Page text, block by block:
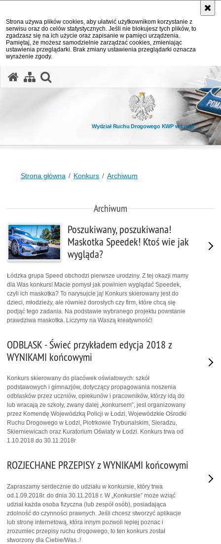
Strona używa plików cookies, aby ułatwić użytkownikom korzystanie z
serwisu oraz do celów statystycznych. Jeśli nie blokujesz tych plików, to
zgadzasz się na ich użycie oraz zapisanie w pamięci urządzenia.
Pamiętaj, że możesz samodzielnie zarządzać cookies, zmieniając
ustawienia przeglądarki. Brak zmiany ustawienia przeglądarki oznacza
wyrażenie zgody.
Wydział Ruchu Drogowego KWP w Łodzi
Strona główna Konkurs Archiwum
Archiwum
Poszukiwany, poszukiwana!
Maskotka Speedek! Ktoś wie jak
wygląda?
Łódzka grupa Speed obchodzi pierwsze urodziny. Z tej okazji mamy
dla Was konkurs! Macie pomysł jak powinien wyglądać Speedek,
czyli ich maskotka? To narysujcie ją! Konkurs skierowany jest do
dzieci, młodzieży, ale również dorosłych czy firm, które chcą się
podjąć tego zadania. Na podstawie wybranego projektu powstanie
prawdziwa maskotka. Liczymy na Waszą kreatywność!
ODBLASK - Świeć przykładem edycja 2018 z
WYNIKAMI końcowymi
Konkurs skierowany do placówek oświatowych: szkół
podstawowych i gimnazjów, dotyczący propagowania noszenia
odblasków przez uczniów, opiekunów i pracowników, którzy idą do
lub wracają ze szkoły, zwany dalej „konkursem”, jest organizowany
przez Komendę Wojewódzką Policji w Łodzi, Wojewódzkie Ośrodki
Ruchu Drogowego w Łodzi, Piotrkowie Trybunalskim, Sieradzu,
Skierniewicach oraz Kuratorium Oświaty w Łodzi. Konkurs trwa od
1.10.2018 do 30.11.2018r
ROZJECHANE PRZEPISY z WYNIKAMI końcowymi
Zapraszamy serdecznie do udziału w konkursie, który trwa
od.1.09.2018r. do dnia 30.11.2018 r. W „Konkursie” może wziąć
udział każda osoba fizyczna (lub zespół osób), posiadająca
zdolność do czynności prawnych. Jeśli chcesz stworzyć aplikacje
lub stronę internetową, która innym pozwoli lepiej poznac i
zrozumiec przepisy ruchu drogowego, to ten konkurs został
stworzony dla Ciebie/Was..!